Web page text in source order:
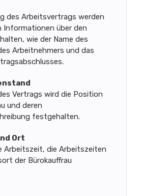
des Arbeitsvertrags werden
Informationen über den
wie der Name des
Arbeitnehmers und das
Vertrags wird die Position
und deren
festgehalten.
Ort
Arbeitszeit, die Arbeitszeiten
der Bürokauffrau